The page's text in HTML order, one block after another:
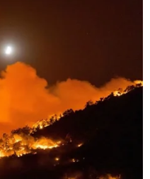
bối cảnh các nhà
thông tin sai lệch
cử tri tham gia bỏ